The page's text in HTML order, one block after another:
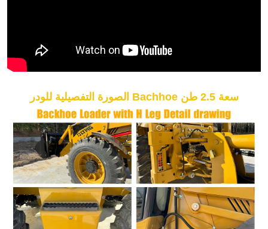
الصورة التفصيلية للودر Bachhoe سعة 2.5 طن